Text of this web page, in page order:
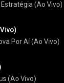
(Ao Vivo)
Por Aí (Ao Vivo)
(Ao Vivo)